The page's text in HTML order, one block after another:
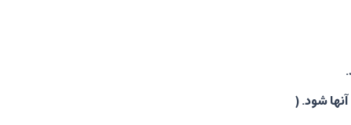
شود. (